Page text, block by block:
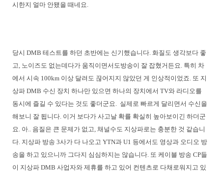
시한지 얼마 안됐을 때네요.
당시 DMB 테스트를 하던 초반에는 신기했습니다. 화질도 생각보다 좋
고, 노이즈도 없는데다가 움직이면서도방송이 잘 잡혔거든요. 특히 차
에서 시속 100km 이상 달려도 끊어지지 않았던 게 인상적이었죠. 또 지
상파 DMB 수신 장치 하나만 있으면 하나의 장치에서 TV와 라디오를
동시에 즐길 수 있다는 것도 좋더군요. 실제로 빠르게 달리면서 수신을
해보니 잘 됩니다. 이거 보다가 사고날 확률 확실히 높아보이긴 하더군
요. 아.. 음질은 큰 문제가 없고, 채널수도 지상파로는 충분한 것 같습니
다. 지상파 방송 3사가 다 나오고 YTN과 U1 등에서도 영상과 오디오 방
송을 하고 있으니까 그다지 심심하지는 않습니다. 또 케이블 방송 CP들
이 지상파 DMB 사업자와 제휴를 하고 있어 컨텐츠로 다채로워지고 있